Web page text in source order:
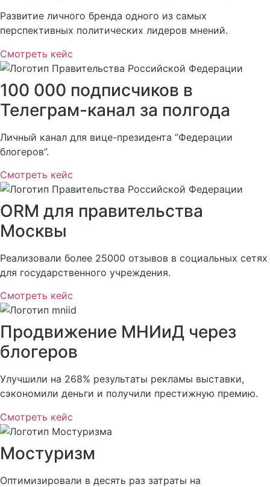
Развитие личного бренда одного из самых
перспективных политических лидеров мнений.
Смотреть кейс
100 000 подписчиков в
Телеграм-канал за полгода
Личный канал для вице-президента “Федерации
блогеров”.
Смотреть кейс
ORM для правительства
Москвы
Реализовали более 25000 отзывов в социальных сетях
для государственного учреждения.
Смотреть кейс
Продвижение МНИиД через
блогеров
Улучшили на 268% результаты рекламы выставки,
сэкономили деньги и получили престижную премию.
Смотреть кейс
Мостуризм
Оптимизировали в десять раз затраты на